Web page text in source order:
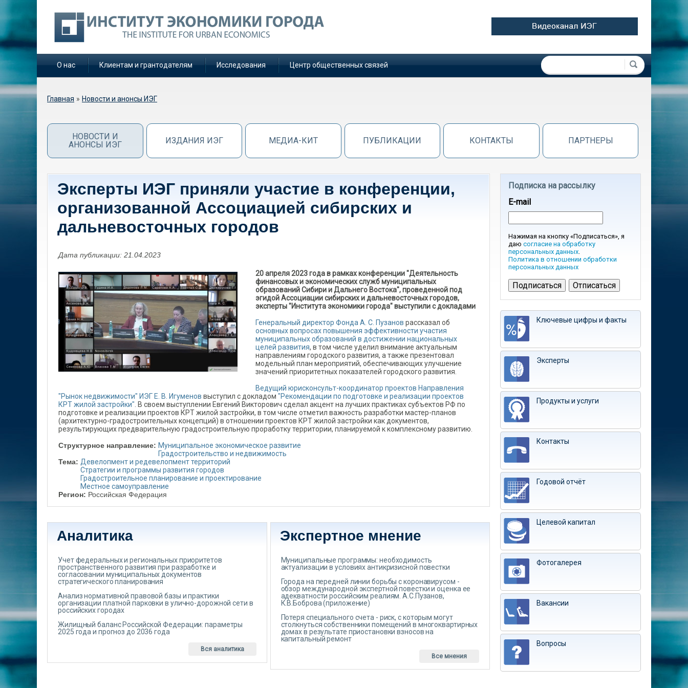
О нас Клиентам и грантодателям Исследования Центр общественных связей Форма поиска
Поиск
Вы здесь
Главная » Новости и анонсы ИЭГ
НОВОСТИ И
АНОНСЫ ИЭГ
ИЗДАНИЯ ИЭГ МЕДИА-КИТ ПУБЛИКАЦИИ КОНТАКТЫ ПАРТНЕРЫ
Эксперты ИЭГ приняли участие в конференции,
организованной Ассоциацией сибирских и
дальневосточных городов
Дата публикации: 21.04.2023
20 апреля 2023 года в рамках конференции "Деятельность
финансовых и экономических служб муниципальных
образований Сибири и Дальнего Востока", проведенной под
эгидой Ассоциации сибирских и дальневосточных городов,
эксперты "Института экономики города" выступили с докладами
Генеральный директор Фонда А. С. Пузанов рассказал об
основных вопросах повышения эффективности участия
муниципальных образований в достижении национальных
целей развития, в том числе уделил внимание актуальным
направлениям городского развития, а также презентовал
модельный план мероприятий, обеспечивающих улучшение
значений приоритетных показателей городского развития.
Ведущий юрисконсульт-координатор проектов Направления
"Рынок недвижимости" ИЭГ Е. В. Игуменов выступил с докладом "Рекомендации по подготовке и реализации проектов
КРТ жилой застройки" . В своем выступлении Евгений Викторович сделал акцент на лучших практиках субъектов РФ по
подготовке и реализации проектов КРТ жилой застройки, в том числе отметил важность разработки мастер-планов
(архитектурно-градостроительных концепций) в отношении проектов КРТ жилой застройки как документов,
результирующих предварительную градостроительную проработку территории, планируемой к комплексному развитию.
Структурное направление: Муниципальное экономическое развитие
Градостроительство и недвижимость
Тема: Девелопмент и редевелопмент территорий
Стратегии и программы развития городов
Градостроительное планирование и проектирование
Местное самоуправление
Регион: Российская Федерация
Аналитика
Учет федеральных и региональных приоритетов
пространственного развития при разработке и
согласовании муниципальных документов
стратегического планирования
Анализ нормативной правовой базы и практики
организации платной парковки в улично-дорожной сети в
российских городах
Жилищный баланс Российской Федерации: параметры
2025 года и прогноз до 2036 года
Вся аналитика
Экспертное мнение
Муниципальные программы: необходимость
актуализации в условиях антикризисной повестки
Города на передней линии борьбы с коронавирусом -
обзор международной экспертной повестки и оценка ее
адекватности российским реалиям. А.С.Пузанов,
К.В.Боброва (приложение)
Потеря специального счета - риск, с которым могут
столкнуться собственники помещений в многоквартирных
домах в результате приостановки взносов на
капитальный ремонт
Все мнения
Подписка на рассылку
E-mail
Нажимая на кнопку «Подписаться», я
даю согласие на обработку
персональных данных.
Политика в отношении обработки
персональных данных
Ключевые цифры и факты
Эксперты
Продукты и услуги
Контакты
Годовой отчёт
Целевой капитал
Фотогалерея
Вакансии
Вопросы